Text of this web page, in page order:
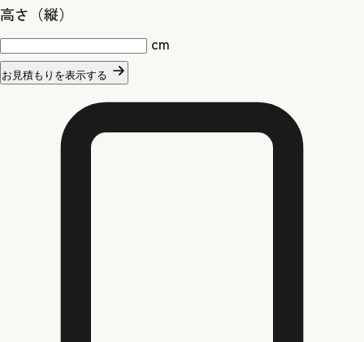
高さ（縦）
cm
お見積もりを表示する